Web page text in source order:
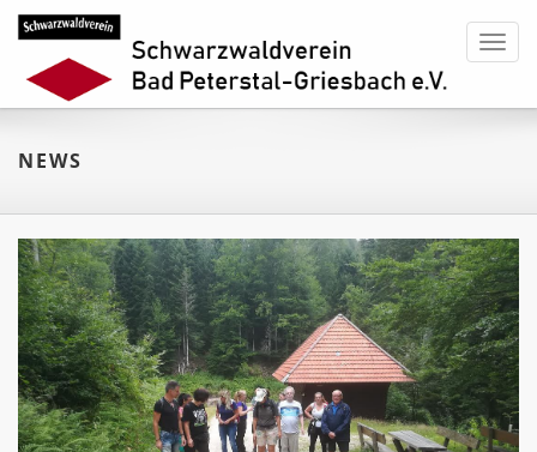
NEWS